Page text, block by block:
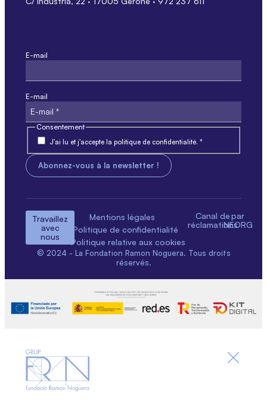
E-mail
E-mail
Consentement
J'ai lu et j'accepte la politique de confidentialité. *
Travaillez
avec
nous
Mentions légales
Politique de confidentialité
Politique relative aux cookies
Canal de
réclamations
par
NEORG
© 2024 - La Fondation Ramon Noguera. Tous droits
réservés.